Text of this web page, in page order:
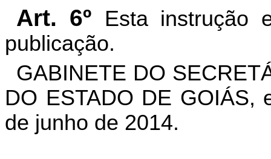
Art. 6º
Esta instrução
publicação.
GABINETE DO
DO ESTADO DE GOIÁS,
de junho de 2014.